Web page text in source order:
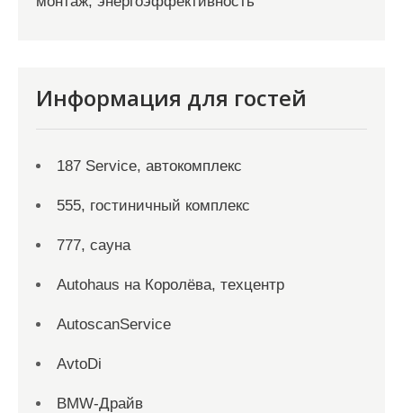
Информация для гостей
187 Service, автокомплекс
555, гостиничный комплекс
777, сауна
Autohaus на Королёва, техцентр
AutoscanService
AvtoDi
BMW-Драйв